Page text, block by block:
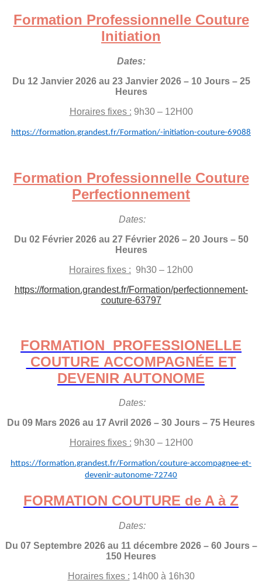
Formation Professionnelle Couture
Initiation
Dates:
Du 12 Janvier 2026 au 23 Janvier 2026 – 10 Jours – 25
Heures
Horaires fixes : 9h30 – 12H00
https://formation.grandest.fr/Formation/-initiation-couture-69088
Formation Professionnelle Couture
Perfectionnement
Dates:
Du 02 Février 2026 au 27 Février 2026 – 20 Jours – 50
Heures
Horaires fixes : 9h30 – 12h00
https://formation.grandest.fr/Formation/perfectionnement-
couture-63797
FORMATION PROFESSIONELLE
COUTURE ACCOMPAGNÉE ET
DEVENIR AUTONOME
Dates:
Du 09 Mars 2026 au 17 Avril 2026 – 30 Jours – 75 Heures
Horaires fixes : 9h30 – 12H00
https://formation.grandest.fr/Formation/couture-accompagnee-et-
devenir-autonome-72740
FORMATION COUTURE de A à Z
Dates:
Du 07 Septembre 2026 au 11 décembre 2026 – 60 Jours –
150 Heures
Horaires fixes : 14h00 à 16h30